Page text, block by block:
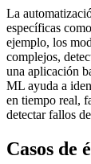
La
específicas
ejemplo, los
complejos,
una aplicación
ML ayuda a
en tiempo real,
detectar fallos
Casos de